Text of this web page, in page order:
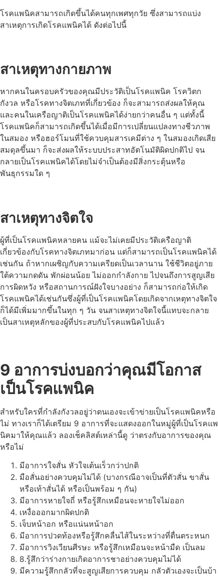
โรคแพนิคสามารถเกิดขึ้นได้คนทุกเพศทุกวัย ซึ่งสามารถแบ่ง
สาเหตุการเกิดโรคแพนิคได้ ดังต่อไปนี้
สาเหตุทางกายภาพ
หากคนในครอบครัวของคุณมีประวัติเป็นโรคแพนิค โรควิตก
กังวล หรือโรคทางจิตเภทที่เกี่ยวข้อง ก็จะสามารถส่งผลให้คุณ
และคนในเครือญาติเป็นโรคแพนิคได้ง่ายกว่าคนอื่น ๆ แต่ทั้งนี้
โรคแพนิคก็สามารถเกิดขึ้นได้เมื่อมีการเปลี่ยนแปลงทางชีวภาพ
ในสมอง หรือฮอร์โมนที่ใช้ควบคุมสารเคมีต่าง ๆ ในสมองเกิดเสีย
สมดุลขึ้นมา ก็จะส่งผลให้ระบบประสาทอัตโนมัติผิดปกติไป จน
กลายเป็นโรคแพนิคได้โดยไม่จำเป็นต้องมีสิ่งกระตุ้นหรือ
พันธุกรรมใด ๆ
สาเหตุทางจิตใจ
ผู้ที่เป็นโรคแพนิคหลายคน แม้จะไม่เคยมีประวัติเครือญาติ
เกี่ยวข้องกับโรคทางจิตเภทมาก่อน แต่ก็สามารถเป็นโรคแพนิคได้
เช่นกัน ถ้าหากเผชิญกับความเครียดเป็นเวลานาน ใช้ชีวิตอยู่ภาย
ใต้ความกดดัน พักผ่อนน้อย ไม่ออกกำลังกาย ไปจนถึงการสูญเสีย
การผิดหวัง หรือสถานการณ์ฝังใจบางอย่าง ก็สามารถก่อให้เกิด
โรคแพนิคได้เช่นกันซึ่งผู้ที่เป็นโรคแพนิคโดยเกิดจากเหตุทางจิตใจ
ก็ได้มีเพิ่มมากขึ้นในทุก ๆ วัน จนสาเหตุทางจิตใจนี้แทบจะกลาย
เป็นสาเหตุหลักของผู้ที่ประสบกับโรคแพนิคไปแล้ว
9 อาการบ่งบอกว่าคุณมีโอกาส
เป็นโรคแพนิค
สำหรับใครที่กำลังกังวลอยู่ว่าตนเองจะเข้าข่ายเป็นโรคแพนิคหรือ
ไม่ ทางเราก็ได้เตรียม 9 อาการที่จะแสดงออกในหมู่ผู้ที่เป็นโรคแพ
นิคมาให้คุณแล้ว ลองเช็คลิสต์เหล่านี้ดู ว่าตรงกับอาการของคุณ
หรือไม่
มีอาการใจสั่น หัวใจเต้นเร็วกว่าปกติ
มือสั่นอย่างควบคุมไม่ได้ (บางกรณีอาจเป็นที่ตัวสั่น ขาสั่น
หรือเท้าสั่นได้ หรือเป็นพร้อม ๆ กัน)
มีอาการหายใจถี่ หรือรู้สึกเหมือนจะหายใจไม่ออก
เหงื่อออกมากผิดปกติ
เจ็บหน้าอก หรือแน่นหน้าอก
มีอาการปวดท้องหรือรู้สึกคลื่นไส้ในระหว่างที่ตื่นตระหนก
มีอาการวิงเวียนศีรษะ หรือรู้สึกเหมือนจะหน้ามืด เป็นลม
8.รู้สึกว่าร่างกายเกิดอาการชาอย่างควบคุมไม่ได้
มีความรู้สึกกลัวที่จะสูญเสียการควบคุม กลัวตัวเองจะเป็นบ้า